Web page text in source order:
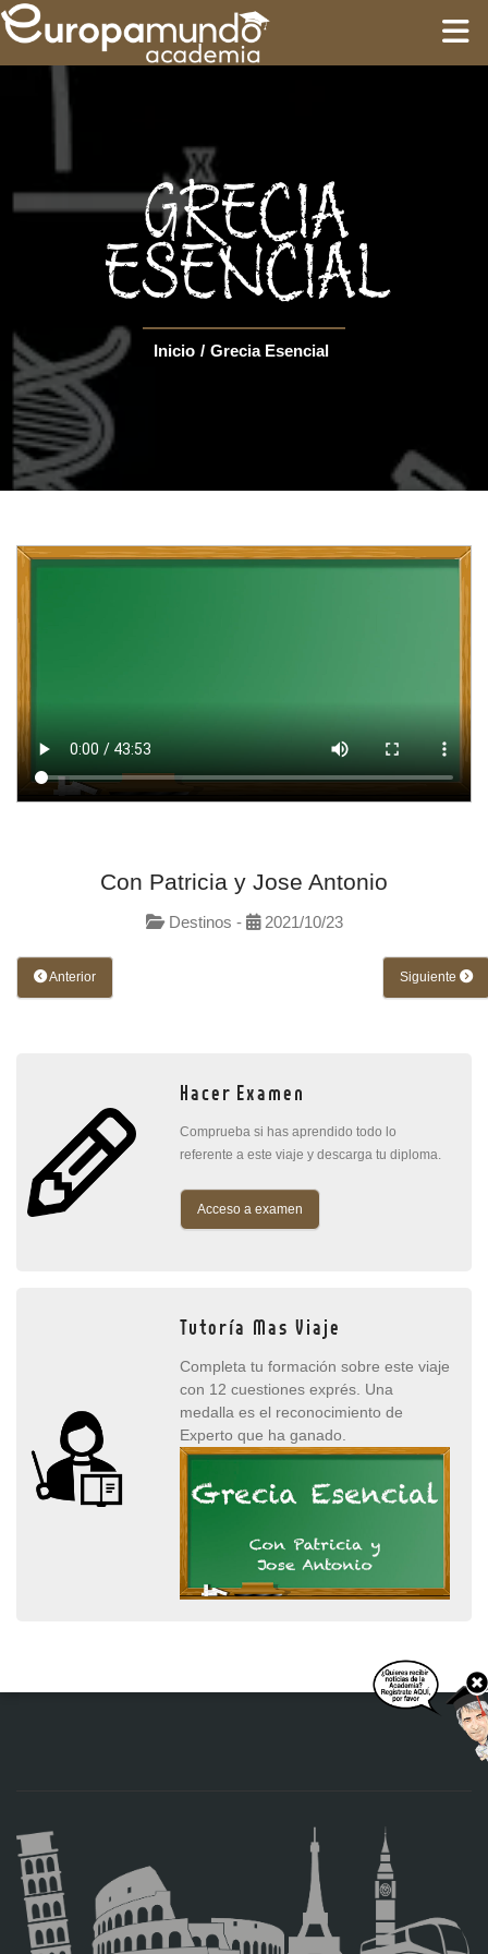
FORMACIÓN
GUÍAS
CIRCUITOS
GRECIA
ESENCIAL
Inicio / Grecia Esencial
Con Patricia y Jose Antonio
Destinos - 2021/10/23
Anterior Siguiente
Hacer Examen
Comprueba si has aprendido todo lo
referente a este viaje y descarga tu diploma.
Acceso a examen
Tutoría Mas Viaje
Completa tu formación sobre este viaje
con 12 cuestiones exprés. Una
medalla es el reconocimiento de
Experto que ha ganado.